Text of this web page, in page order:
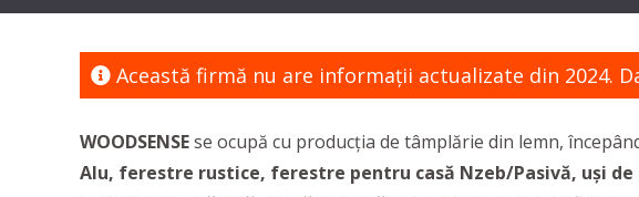
Această firmă nu are informaţii actualizate din 2024.
WOODSENSEse ocupă cu producția de tâmplărie din lemn,
Alu, ferestre rustice, ferestre pentru casă Nzeb/Pasivă, uși